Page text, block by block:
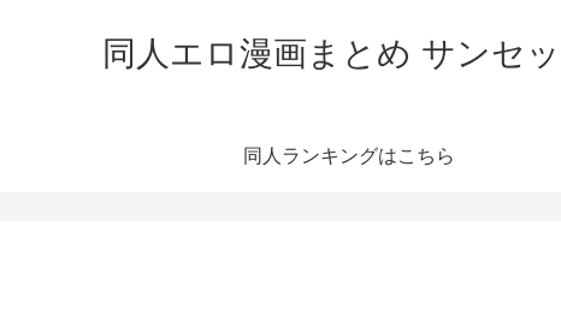
同人エロ漫画まとめ サンセッ
同人ランキングはこちら